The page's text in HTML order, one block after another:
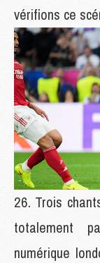
vérifions ce
Trois
totalement
numérique